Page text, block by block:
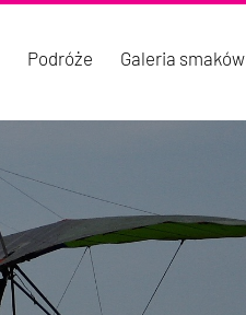
Podróże Galeria smaków